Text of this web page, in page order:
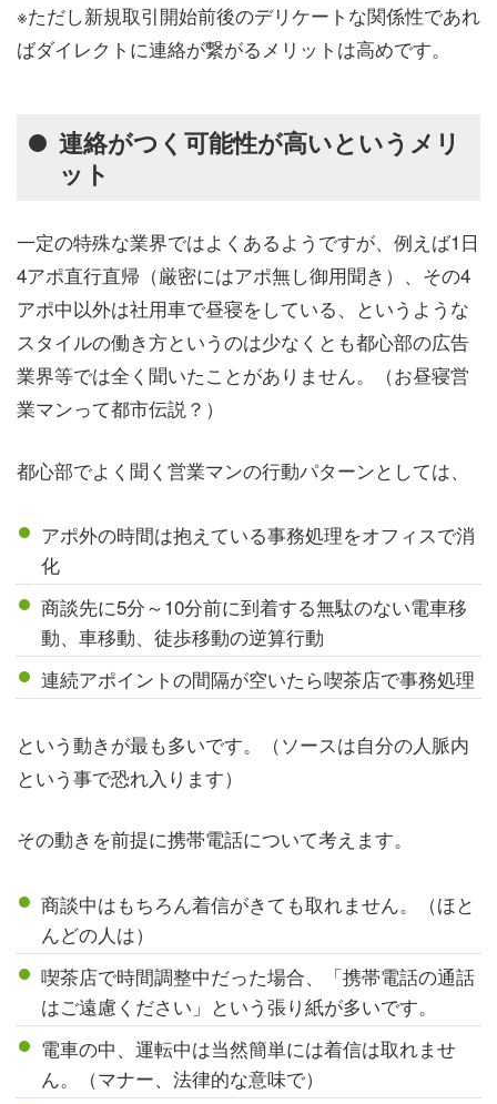
※ただし新規取引開始前後のデリケートな関係性であれ
ばダイレクトに連絡が繋がるメリットは高めです。
連絡がつく可能性が高いというメリ
ット
一定の特殊な業界ではよくあるようですが、例えば1日
4アポ直行直帰（厳密にはアポ無し御用聞き）、その4
アポ中以外は社用車で昼寝をしている、というような
スタイルの働き方というのは少なくとも都心部の広告
業界等では全く聞いたことがありません。（お昼寝営
業マンって都市伝説？）
都心部でよく聞く営業マンの行動パターンとしては、
アポ外の時間は抱えている事務処理をオフィスで消
化
商談先に5分～10分前に到着する無駄のない電車移
動、車移動、徒歩移動の逆算行動
連続アポイントの間隔が空いたら喫茶店で事務処理
という動きが最も多いです。（ソースは自分の人脈内
という事で恐れ入ります）
その動きを前提に携帯電話について考えます。
商談中はもちろん着信がきても取れません。（ほと
んどの人は）
喫茶店で時間調整中だった場合、「携帯電話の通話
はご遠慮ください」という張り紙が多いです。
電車の中、運転中は当然簡単には着信は取れませ
ん。（マナー、法律的な意味で）